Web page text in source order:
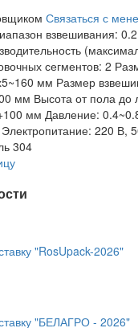
Связаться с
взвешивания:
сегментов: 2
мм Размер
мм Высота от пола до
мм Давление:
220 В,
304
"RosUpack-2026"
"БЕЛАГРО - 2026"